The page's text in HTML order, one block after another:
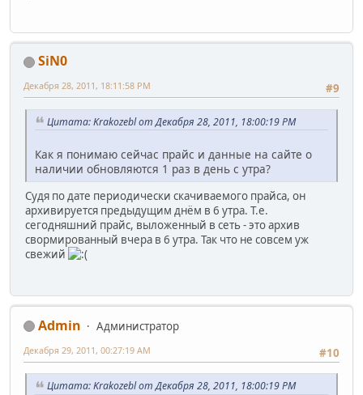
SiN0
#9
Декабря 28, 2011, 18:11:58 PM
Цитата: Krakozebl от Декабря 28, 2011, 18:00:19 PM
Как я понимаю сейчас прайс и данные на сайте о
наличии обновляются 1 раз в день с утра?
Судя по дате периодически скачиваемого прайса, он
архивируется предыдущим днём в 6 утра. Т.е.
сегодняшний прайс, выложенный в сеть - это архив
свормированный вчера в 6 утра. Так что не совсем уж
свежий
Admin
Администратор
#10
Декабря 29, 2011, 00:27:19 AM
Цитата: Krakozebl от Декабря 28, 2011, 18:00:19 PM